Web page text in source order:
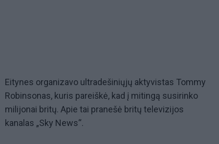
Eitynes organizavo ultradešiniųjų aktyvistas Tommy
Robinsonas, kuris pareiškė, kad į mitingą susirinko
milijonai britų. Apie tai pranešė britų televizijos
kanalas „Sky News“.